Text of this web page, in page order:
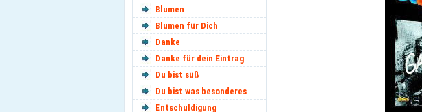
Blumen
Blumen für Dich
Danke
Danke für dein Eintrag
Du bist süß
Du bist was besonderes
Entschuldigung